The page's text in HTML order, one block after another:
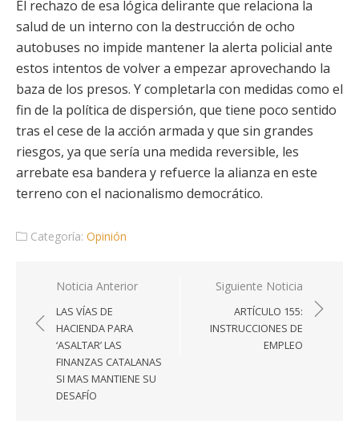
El rechazo de esa lógica delirante que relaciona la
salud de un interno con la destrucción de ocho
autobuses no impide mantener la alerta policial ante
estos intentos de volver a empezar aprovechando la
baza de los presos. Y completarla con medidas como el
fin de la política de dispersión, que tiene poco sentido
tras el cese de la acción armada y que sin grandes
riesgos, ya que sería una medida reversible, les
arrebate esa bandera y refuerce la alianza en este
terreno con el nacionalismo democrático.
Categoría: Opinión
Navegación
entradas
Noticia Anterior
LAS VÍAS DE
HACIENDA PARA
‘ASALTAR’ LAS
FINANZAS CATALANAS
SI MAS MANTIENE SU
DESAFÍO
Siguiente Noticia
ARTÍCULO 155:
INSTRUCCIONES DE
EMPLEO